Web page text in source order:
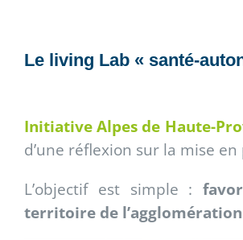
Le living Lab « santé-
Initiative Alpes de Haute-
d’une réflexion sur la mise
L’objectif est simple :
territoire de